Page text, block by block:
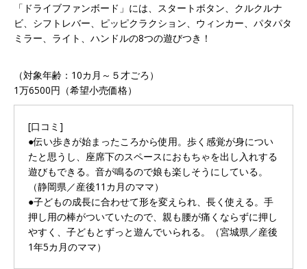
「ドライブファンボード」には、スタートボタン、クルクルナ
ビ、シフトレバー、ピッピクラクション、ウィンカー、パタパタ
ミラー、ライト、ハンドルの8つの遊びつき！
（対象年齢：10カ月～５才ごろ）
1万6500円（希望小売価格）
[口コミ]
●伝い歩きが始まったころから使用。歩く感覚が身につい
たと思うし、座席下のスペースにおもちゃを出し入れする
遊びもできる。音が鳴るので娘も楽しそうにしている。
（静岡県／産後11カ月のママ）
●子どもの成長に合わせて形を変えられ、長く使える。手
押し用の棒がついていたので、親も腰が痛くならずに押し
やすく、子どもとずっと遊んでいられる。（宮城県／産後
1年5カ月のママ）